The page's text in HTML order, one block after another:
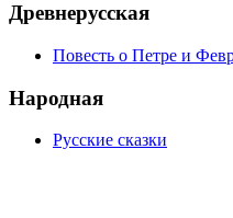
Древнерусская
Повесть о Петре и
Народная
Русские сказки